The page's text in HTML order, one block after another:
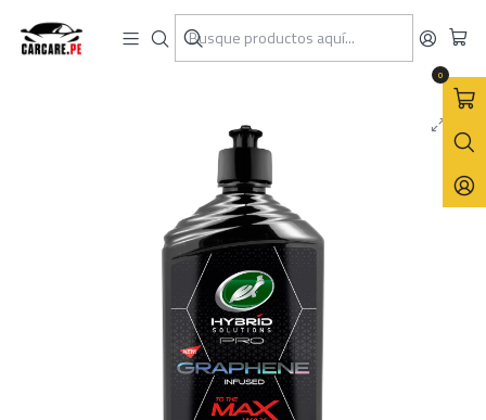
0
Inicio Encerado/Sellado
Cera Líquida con Grafeno To The Max Wax 414mL